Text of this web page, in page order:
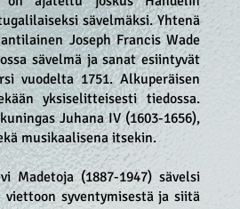
sävelmäksi. Yhtenä
Joseph Francis Wade
sävelmä ja sanat esiintyvät
vuodelta 1751. Alkuperäisen
yksiselitteisesti tiedossa.
Juhana IV (1603-1656),
musikaalisena itsekin.
Madetoja (1887-1947) sävelsi
syventymisestä ja siitä